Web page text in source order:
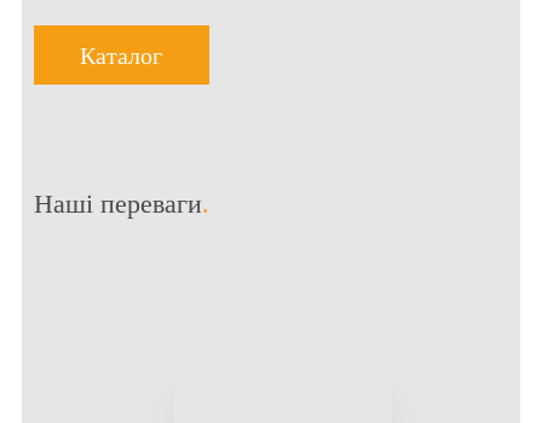
Каталог
Наші переваги.